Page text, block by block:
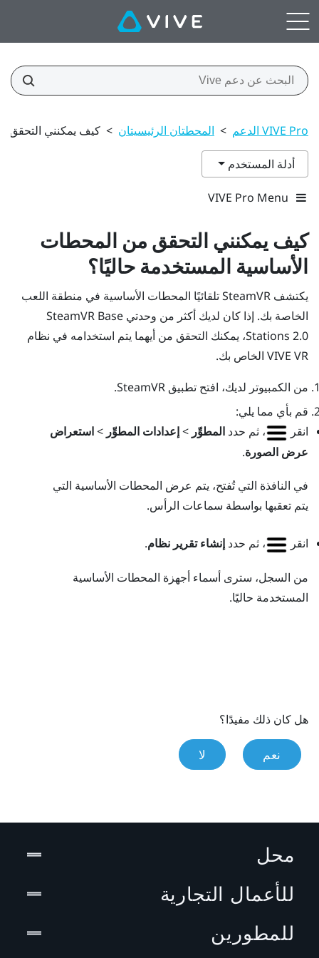
VIVE Pro الدعم > المحطتان الرئيسيتان > كيف يمكنني التحقق
أدلة المستخدم
VIVE Pro Menu
كيف يمكنني التحقق من المحطات
الأساسية المستخدمة حاليًا؟
يكتشف SteamVRتلقائيًا المحطات الأساسية في منطقة اللعب
الخاصة بك. إذا كان لديك أكثر من وحدتي
SteamVR Base
Stations 2.0، يمكنك التحقق من أيهما يتم استخدامه في نظام
VIVE VR الخاص بك.
من الكمبيوتر لديك، افتح تطبيق SteamVR
.
قم بأي مما يلي:
انقر
، ثم حدد المطوِّر >إعدادات المطوِّر >استعراض
عرض الصورة.
في النافذة التي تُفتح، يتم عرض المحطات الأساسية التي
يتم تعقبها بواسطة سماعات الرأس.
انقر ، ثم حدد إنشاء تقرير نظام.
من السجل، سترى أسماء أجهزة المحطات الأساسية
المستخدمة حاليًا.
هل كان ذلك مفيدًا؟
نعم لا
محل
للأعمال التجارية
للمطورين